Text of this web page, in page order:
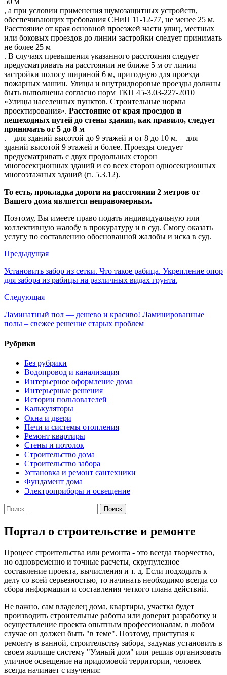
, а при условии применения шумозащитных устройств,
обеспечивающих требования СНиП 11-12-77, не менее 25 м.
Расстояние от края основной проезжей части улиц, местных
или боковых проездов до линии застройки следует принимать
не более 25 м
. В случаях превышения указанного расстояния следует
предусматривать на расстоянии не ближе 5 м от линии
застройки полосу шириной 6 м, пригодную для проезда
пожарных машин. Улицы и внутридворовые проезды должны
быть выполнены согласно норм ТКП 45-3.03-227-2010
«Улицы населенных пунктов. Строительные нормы
проектирования». Расстояние от края проездов и
пешеходных путей до стены здания, как правило, следует
принимать от 5 до 8 м
. – для зданий высотой до 9 этажей и от 8 до 10 м. – для
зданий высотой 9 этажей и более. Проезды следует
предусматривать с двух продольных сторон
многосекционных зданий и со всех сторон односекционных
многоэтажных зданий (п. 5.3.12).
То есть, прокладка дороги на расстоянии 2 метров от
Вашего дома является неправомерным.
Поэтому, Вы имеете право подать индивидуальную или
коллективную жалобу в прокуратуру и в суд. Смогу оказать
услугу по составлению обоснованной жалобы и иска в суд.
Предыдущая
Установить забор из сетки. Что такое рабица. Укрепление опор
для забора из рабицы на различных видах грунта.
Следующая
Ламинатный пол — дешево и красиво! Ламинированные
полы – свежее решение старых проблем
Рубрики
Без рубрики
Водопровод и канализация
Интерьерное оформление дома
Интерьерные решения
Истории пользователей
Калькуляторы
Окна и двери
Печи и системы отопления
Ремонт квартиры
Стены и потолок
Строительство дома
Строительство забора
Установка и ремонт сантехники
Фундамент дома
Электроприборы и освещение
Найти:
Портал о строительстве и ремонте
Процесс строительства или ремонта - это всегда творчество,
но одновременно и точные расчеты, скрупулезное
составление проекта, вычисления и т. д. Если подходить к
делу со всей серьезностью, то начинать необходимо всегда со
сбора информации и составления четкого плана действий.
Не важно, сам владелец дома, квартиры, участка будет
производить строительные работы или доверит разработку и
осуществление проекта опытным профессионалам, в любом
случае он должен быть "в теме". Поэтому, приступая к
ремонту в ванной, строительству забора, задумав установить в
своем жилище систему "Умный дом" или решив организовать
уличное освещение на придомовой территории, человек
всегда начинает с изучения: